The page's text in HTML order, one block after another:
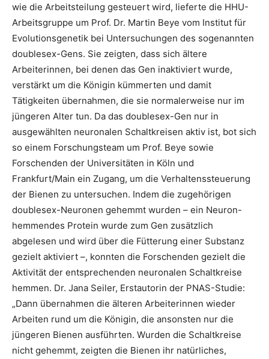
wie die Arbeitsteilung gesteuert wird, lieferte die HHU-
Arbeitsgruppe um Prof. Dr. Martin Beye vom Institut für
Evolutionsgenetik bei Untersuchungen des sogenannten
doublesex-Gens. Sie zeigten, dass sich ältere
Arbeiterinnen, bei denen das Gen inaktiviert wurde,
verstärkt um die Königin kümmerten und damit
Tätigkeiten übernahmen, die sie normalerweise nur im
jüngeren Alter tun. Da das doublesex-Gen nur in
ausgewählten neuronalen Schaltkreisen aktiv ist, bot sich
so einem Forschungsteam um Prof. Beye sowie
Forschenden der Universitäten in Köln und
Frankfurt/Main ein Zugang, um die Verhaltenssteuerung
der Bienen zu untersuchen. Indem die zugehörigen
doublesex-Neuronen gehemmt wurden – ein Neuron-
hemmendes Protein wurde zum Gen zusätzlich
abgelesen und wird über die Fütterung einer Substanz
gezielt aktiviert –, konnten die Forschenden gezielt die
Aktivität der entsprechenden neuronalen Schaltkreise
hemmen. Dr. Jana Seiler, Erstautorin der PNAS-Studie:
„Dann übernahmen die älteren Arbeiterinnen wieder
Arbeiten rund um die Königin, die ansonsten nur die
jüngeren Bienen ausführten. Wurden die Schaltkreise
nicht gehemmt, zeigten die Bienen ihr natürliches,